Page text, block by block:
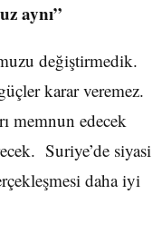
aynı”
değiştirmedik.
karar veremez.
memnun edecek
Suriye’de siyasi
daha iyi